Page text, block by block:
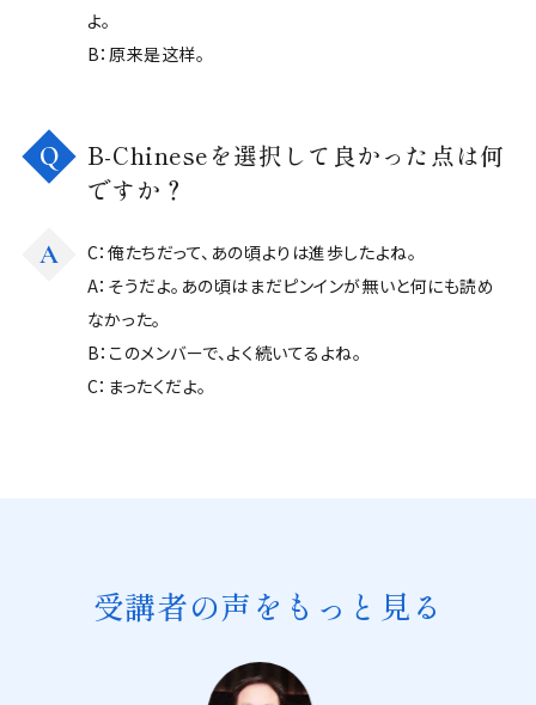
よ。
B：原来是这样。
Q
B-Chineseを選択して良かった点は何
ですか？
A
C：俺たちだって、あの頃よりは進歩したよね。
A：そうだよ。あの頃はまだピンインが無いと何にも読め
なかった。
B：このメンバーで、よく続いてるよね。
C：まったくだよ。
受講者の声をもっと見る